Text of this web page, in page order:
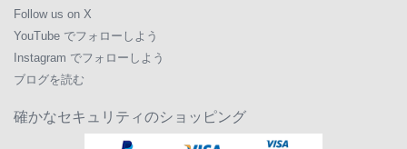
Follow us on X
YouTube でフォローしよう
Instagram でフォローしよう
ブログを読む
確かなセキュリティのショッピング